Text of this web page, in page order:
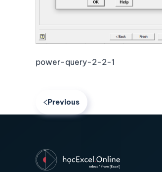
power-query-2-2-1
Previous